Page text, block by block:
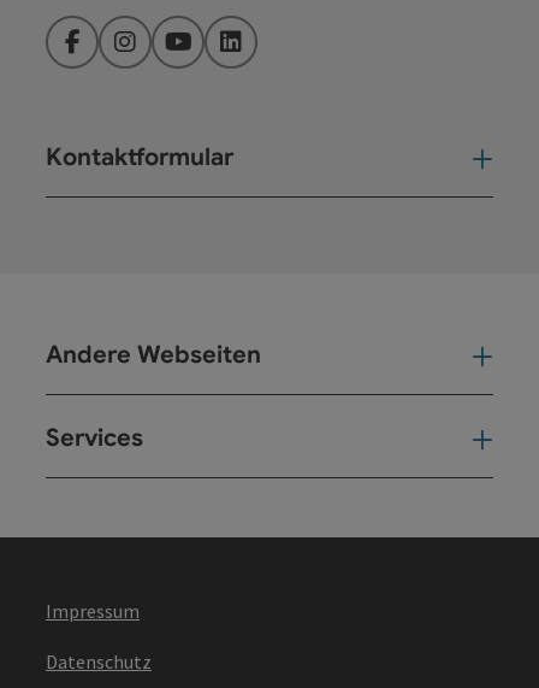
FacebookInstagramYouTubeLinkedIn
Kontaktformular
Andere Webseiten
Services
Impressum
Datenschutz